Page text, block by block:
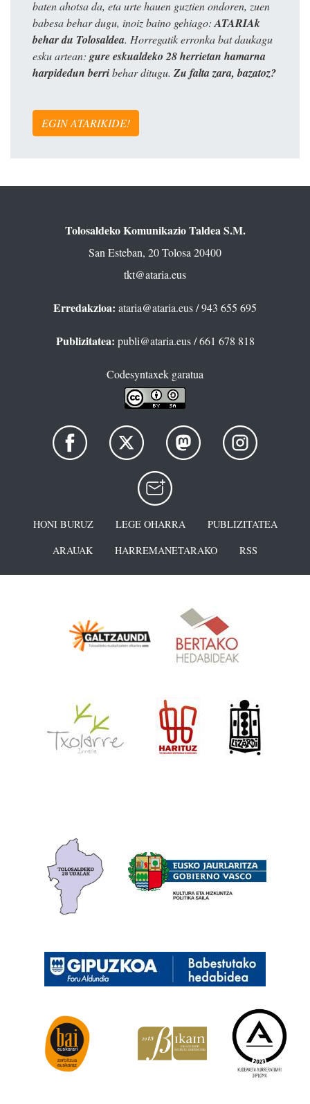
baten ahotsa da, eta urte hauen guztien ondoren, zuen
babesa behar dugu, inoiz baino gehiago:ATARIAk
behar du Tolosaldea. Horregatik erronka bat daukagu
esku artean: gure eskualdeko 28 herrietan hamarna
harpidedun berribehar ditugu. Zu falta zara, bazatoz?
EGIN ATARIKIDE!
Tolosaldeko Komunikazio Taldea S.M.
San Esteban, 20 Tolosa 20400
tkt@ataria.eus
Erredakzioa: ataria@ataria.eus/ 943 655 695
Publizitatea: publi@ataria.eus/ 661 678 818
Codesyntaxek garatua
HONI BURUZ LEGE OHARRA
PUBLIZITATEA
ARAUAK
HARREMANETARAKO RSS